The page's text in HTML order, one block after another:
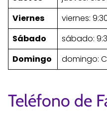
Viernes
viernes:
Sábado
sábado:
Domingo
domingo:
Teléfono de